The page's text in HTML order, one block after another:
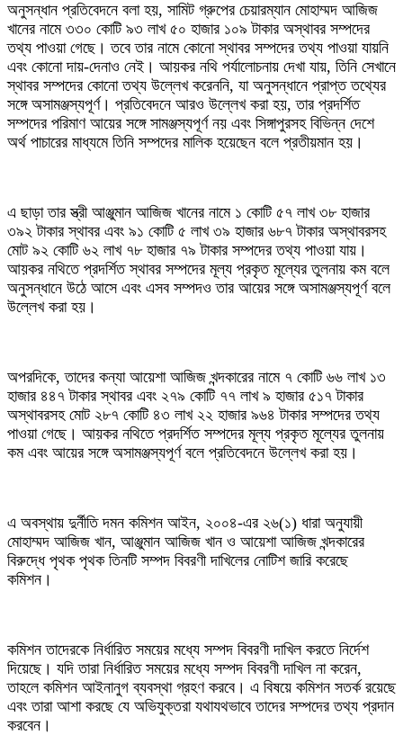
‎অনুসন্ধান প্রতিবেদনে বলা হয়, সামিট গ্রুপের চেয়ারম্যান মোহাম্মদ আজিজ
খানের নামে ৩৩০ কোটি ৯৩ লাখ ৫০ হাজার ১০৯ টাকার অস্থাবর সম্পদের
তথ্য পাওয়া গেছে। তবে তার নামে কোনো স্থাবর সম্পদের তথ্য পাওয়া যায়নি
এবং কোনো দায়-দেনাও নেই। আয়কর নথি পর্যালোচনায় দেখা যায়, তিনি সেখানে
স্থাবর সম্পদের কোনো তথ্য উল্লেখ করেননি, যা অনুসন্ধানে প্রাপ্ত তথ্যের
সঙ্গে অসামঞ্জস্যপূর্ণ। প্রতিবেদনে আরও উল্লেখ করা হয়, তার প্রদর্শিত
সম্পদের পরিমাণ আয়ের সঙ্গে সামঞ্জস্যপূর্ণ নয় এবং সিঙ্গাপুরসহ বিভিন্ন দেশে
অর্থ পাচারের মাধ্যমে তিনি সম্পদের মালিক হয়েছেন বলে প্রতীয়মান হয়।
‎এ ছাড়া তার স্ত্রী আঞ্জুমান আজিজ খানের নামে ১ কোটি ৫৭ লাখ ৩৮ হাজার
৩৯২ টাকার স্থাবর এবং ৯১ কোটি ৫ লাখ ৩৯ হাজার ৬৮৭ টাকার অস্থাবরসহ
মোট ৯২ কোটি ৬২ লাখ ৭৮ হাজার ৭৯ টাকার সম্পদের তথ্য পাওয়া যায়।
আয়কর নথিতে প্রদর্শিত স্থাবর সম্পদের মূল্য প্রকৃত মূল্যের তুলনায় কম বলে
অনুসন্ধানে উঠে আসে এবং এসব সম্পদও তার আয়ের সঙ্গে অসামঞ্জস্যপূর্ণ বলে
উল্লেখ করা হয়।
‎অপরদিকে, তাদের কন্যা আয়েশা আজিজ খন্দকারের নামে ৭ কোটি ৬৬ লাখ ১৩
হাজার ৪৪৭ টাকার স্থাবর এবং ২৭৯ কোটি ৭৭ লাখ ৯ হাজার ৫১৭ টাকার
অস্থাবরসহ মোট ২৮৭ কোটি ৪৩ লাখ ২২ হাজার ৯৬৪ টাকার সম্পদের তথ্য
পাওয়া গেছে। আয়কর নথিতে প্রদর্শিত সম্পদের মূল্য প্রকৃত মূল্যের তুলনায়
কম এবং আয়ের সঙ্গে অসামঞ্জস্যপূর্ণ বলে প্রতিবেদনে উল্লেখ করা হয়।
‎এ অবস্থায় দুর্নীতি দমন কমিশন আইন, ২০০৪-এর ২৬(১) ধারা অনুযায়ী
মোহাম্মদ আজিজ খান, আঞ্জুমান আজিজ খান ও আয়েশা আজিজ খন্দকারের
বিরুদ্ধে পৃথক পৃথক তিনটি সম্পদ বিবরণী দাখিলের নোটিশ জারি করেছে
কমিশন।
‎কমিশন তাদেরকে নির্ধারিত সময়ের মধ্যে সম্পদ বিবরণী দাখিল করতে নির্দেশ
দিয়েছে। যদি তারা নির্ধারিত সময়ের মধ্যে সম্পদ বিবরণী দাখিল না করেন,
তাহলে কমিশন আইনানুগ ব্যবস্থা গ্রহণ করবে। এ বিষয়ে কমিশন সতর্ক রয়েছে
এবং তারা আশা করছে যে অভিযুক্তরা যথাযথভাবে তাদের সম্পদের তথ্য প্রদান
করবেন।